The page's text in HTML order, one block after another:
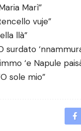
Marì”
vuje”
llà”
surdato
‘e Napule
sole mio”